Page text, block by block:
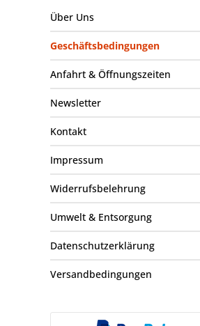
Über Uns
Geschäftsbedingungen
Anfahrt & Öffnungszeiten
Newsletter
Kontakt
Impressum
Widerrufsbelehrung
Umwelt & Entsorgung
Datenschutzerklärung
Versandbedingungen